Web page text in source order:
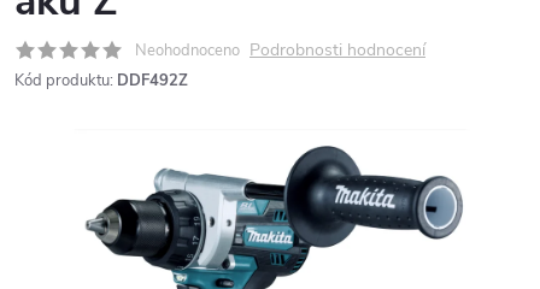
Neohodnoceno Podrobnosti hodnocení
Kód produktu: DDF492Z